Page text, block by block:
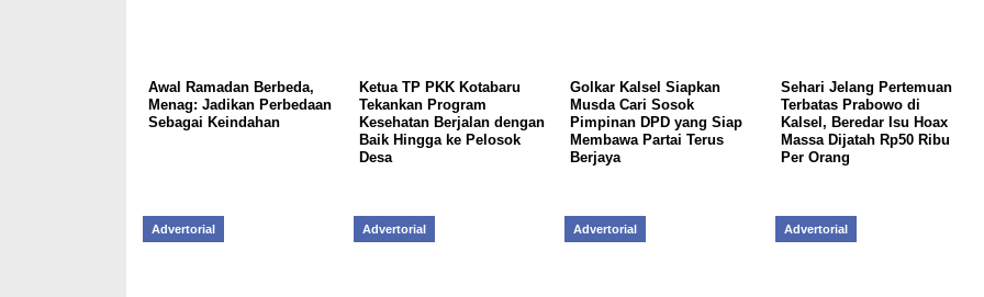
Awal Ramadan Berbeda,
Menag: Jadikan Perbedaan
Sebagai Keindahan
Ketua TP PKK Kotabaru
Tekankan Program
Kesehatan Berjalan dengan
Baik Hingga ke Pelosok
Desa
Golkar Kalsel Siapkan
Musda Cari Sosok
Pimpinan DPD yang Siap
Membawa Partai Terus
Berjaya
Sehari Jelang Pertemuan
Terbatas Prabowo di
Kalsel, Beredar Isu Hoax
Massa Dijatah Rp50 Ribu
Per Orang
Advertorial Advertorial Advertorial Advertorial